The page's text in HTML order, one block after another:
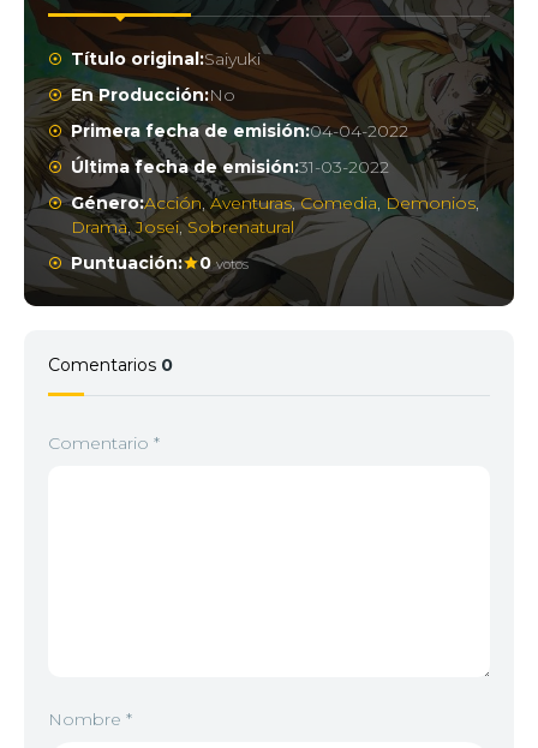
Título original:Saiyuki
En Producción:No
Primera fecha de emisión:04-04-2022
Última fecha de emisión:31-03-2022
Género:Acción,Aventuras,Comedia,Demonios,
Drama,Josei,Sobrenatural
Puntuación:
0 votos
Comentarios 0
Comentario *
Nombre *